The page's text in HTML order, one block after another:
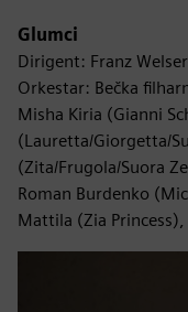
Glumci
Dirigent: Franz
Orkestar: Bečka
Misha Kiria (Gianni
(Lauretta/Giorgetta/
(Zita/Frugola/Suora
Roman Burdenko
Mattila (Zia Princess),